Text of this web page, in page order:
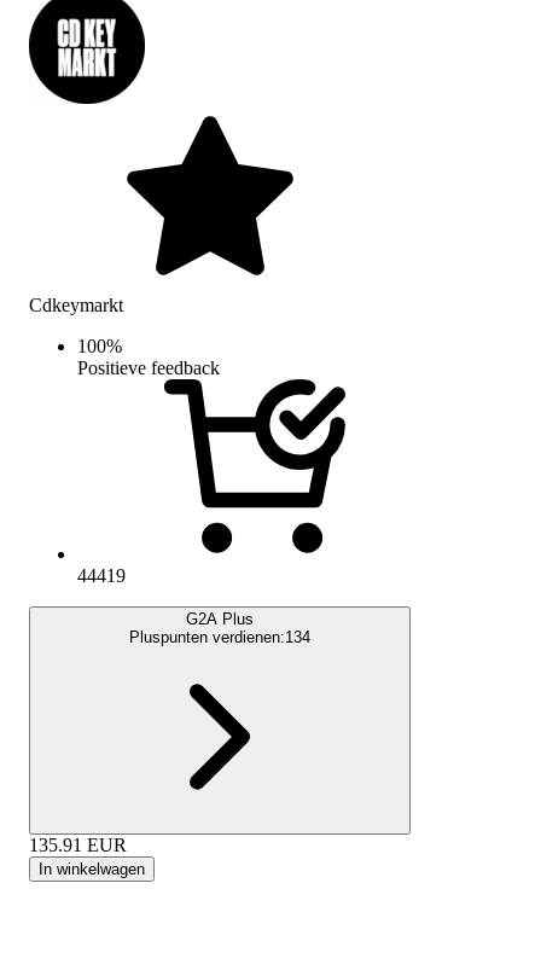
Cdkeymarkt
100%
Positieve feedback
44419
G2A Plus
Pluspunten verdienen:134
135.91 EUR
In winkelwagen